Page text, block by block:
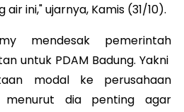
ini," ujarnya, Kamis (31/10).
mendesak pemerintah
untuk PDAM Badung. Yakni
modal ke perusahaan
dia penting agar